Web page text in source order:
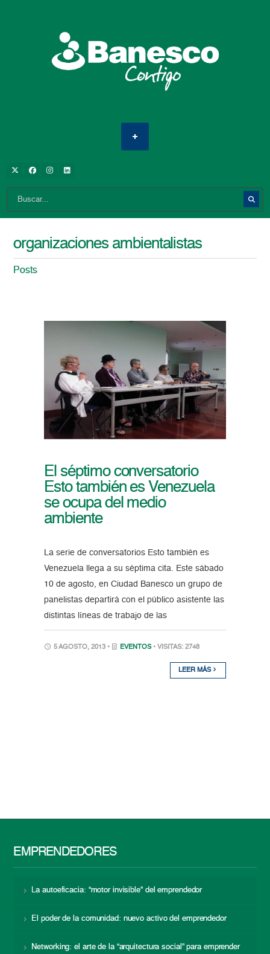
organizaciones ambientalistas
Posts
El séptimo conversatorio
Esto también es Venezuela
se ocupa del medio
ambiente
La serie de conversatorios Esto también es
Venezuela llega a su séptima cita. Este sábado
10 de agosto, en Ciudad Banesco un grupo de
panelistas departirá con el público asistente las
distintas líneas de trabajo de las
5 AGOSTO, 2013 • EVENTOS • VISITAS: 2748
LEER MÁS
EMPRENDEDORES
La autoeficacia: “motor invisible” del emprendedor
El poder de la comunidad: nuevo activo del emprendedor
Networking: el arte de la “arquitectura social” para emprender